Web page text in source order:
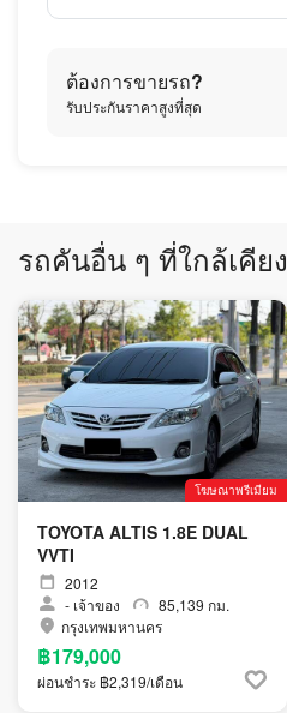
ต้องการขายรถ?
รับประกันราคาสูงที่สุด
รถคันอื่น ๆ ที่ใกล้เคียง
โฆษณาพรีเมียม
TOYOTA ALTIS 1.8E DUAL
VVTI
2012
- เจ้าของ
85,139 กม.
กรุงเทพมหานคร
฿179,000
ผ่อนชำระ ฿2,319/เดือน